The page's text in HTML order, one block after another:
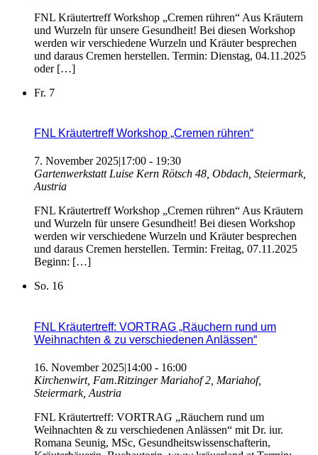
FNL Kräutertreff Workshop „Cremen rühren“ Aus Kräutern
und Wurzeln für unsere Gesundheit! Bei diesen Workshop
werden wir verschiedene Wurzeln und Kräuter besprechen
und daraus Cremen herstellen. Termin: Dienstag, 04.11.2025
oder […]
Fr. 7
FNL Kräutertreff Workshop „Cremen rühren“
7. November 2025|17:00 - 19:30
Gartenwerkstatt Luise Kern Rötsch 48, Obdach, Steiermark,
Austria
FNL Kräutertreff Workshop „Cremen rühren“ Aus Kräutern
und Wurzeln für unsere Gesundheit! Bei diesen Workshop
werden wir verschiedene Wurzeln und Kräuter besprechen
und daraus Cremen herstellen. Termin: Freitag, 07.11.2025
Beginn: […]
So. 16
FNL Kräutertreff: VORTRAG „Räuchern rund um
Weihnachten & zu verschiedenen Anlässen“
16. November 2025|14:00 - 16:00
Kirchenwirt, Fam.Ritzinger Mariahof 2, Mariahof,
Steiermark, Austria
FNL Kräutertreff: VORTRAG „Räuchern rund um
Weihnachten & zu verschiedenen Anlässen“ mit Dr. iur.
Romana Seunig, MSc, Gesundheitswissenschafterin,